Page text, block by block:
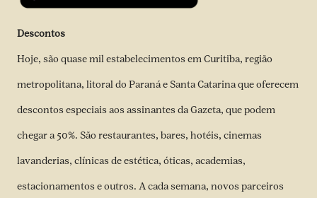
Descontos
Hoje, são quase mil estabelecimentos em Curitiba, região
metropolitana, litoral do Paraná e Santa Catarina que oferecem
descontos especiais aos assinantes da Gazeta, que podem
chegar a 50%. São restaurantes, bares, hotéis, cinemas
lavanderias, clínicas de estética, óticas, academias,
estacionamentos e outros. A cada semana, novos parceiros